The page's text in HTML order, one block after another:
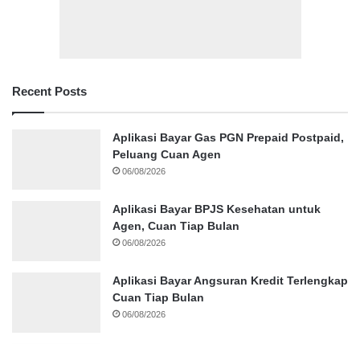
Recent Posts
Aplikasi Bayar Gas PGN Prepaid Postpaid,
Peluang Cuan Agen
06/08/2026
Aplikasi Bayar BPJS Kesehatan untuk
Agen, Cuan Tiap Bulan
06/08/2026
Aplikasi Bayar Angsuran Kredit Terlengkap
Cuan Tiap Bulan
06/08/2026